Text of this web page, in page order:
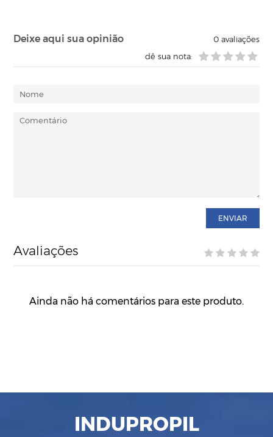
Deixe aqui sua opinião 0avaliações
dê sua nota:
ENVIAR
Avaliações
Ainda não há comentários para este produto.
INDUPROPIL